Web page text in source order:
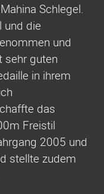
Schlegel.
und die
und
sehr guten
in ihrem
das
Freistil
2005 und
stellte zudem